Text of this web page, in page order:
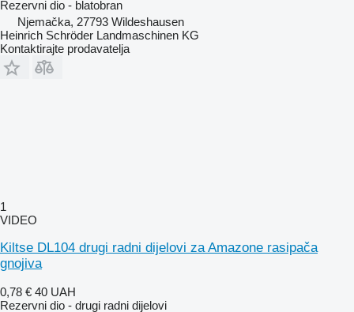
Rezervni dio - blatobran
Njemačka, 27793 Wildeshausen
Heinrich Schröder Landmaschinen KG
Kontaktirajte prodavatelja
1
VIDEO
Kiltse DL104 drugi radni dijelovi za Amazone rasipača
gnojiva
0,78 € 40 UAH
Rezervni dio - drugi radni dijelovi